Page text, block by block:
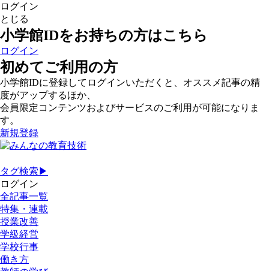
ログイン
とじる
小学館IDをお持ちの方はこちら
ログイン
初めてご利用の方
小学館IDに登録してログインいただくと、オススメ記事の精
度がアップするほか、
会員限定コンテンツおよびサービスのご利用が可能になりま
す。
新規登録
タグ検索▶
ログイン
全記事一覧
特集・連載
授業改善
学級経営
学校行事
働き方